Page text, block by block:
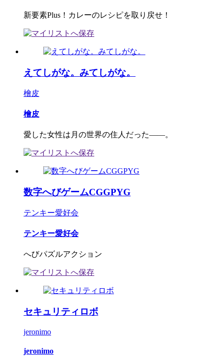
新要素Plus！カレーのレシピを取り戻せ！
えてしがな。みてしがな。
檜皮
檜皮
愛した女性は月の世界の住人だった――。
数字へびゲームCGGPYG
テンキー愛好会
テンキー愛好会
へびパズルアクション
セキュリティロボ
jeronimo
jeronimo